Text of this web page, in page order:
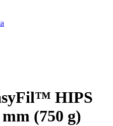
HIPS
(750 g)